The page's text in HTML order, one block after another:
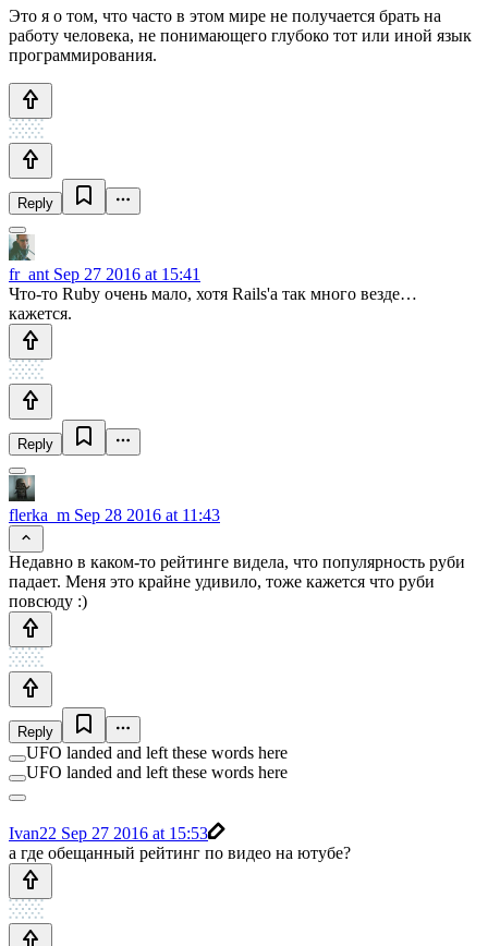
Это я о том, что часто в этом мире не получается брать на
работу человека, не понимающего глубоко тот или иной язык
программирования.
Reply
fr_ant Sep 27 2016 at 15:41
Что-то Ruby очень мало, хотя Rails'а так много везде…
кажется.
Reply
flerka_m Sep 28 2016 at 11:43
Недавно в каком-то рейтинге видела, что популярность руби
падает. Меня это крайне удивило, тоже кажется что руби
повсюду :)
Reply
UFO landed and left these words here
UFO landed and left these words here
Ivan22 Sep 27 2016 at 15:53
а где обещанный рейтинг по видео на ютубе?